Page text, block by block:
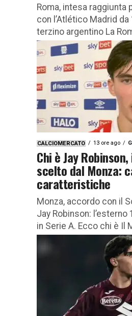
Roma, intesa raggiunta
con l’Atlético Madrid
terzino argentino La
CALCIOMERCATO 13 ore ago
Chi è Jay
scelto dal Monza:
caratteristiche
Monza, accordo con il
Jay Robinson:
in Serie A. Ecco chi è Il